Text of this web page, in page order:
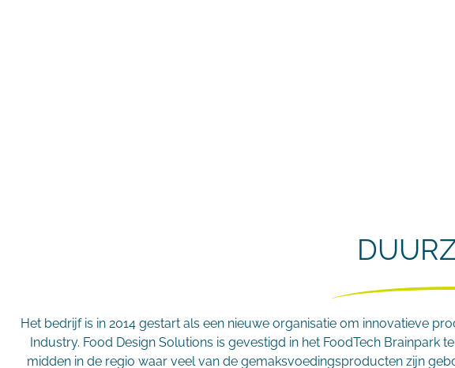
UURZA
Het bedrijf is in 2014 gestart als een nieuwe organisatie om innovatieve
Industry. Food Design Solutions is gevestigd in het FoodTech
midden in de regio waar veel van de gemaksvoedingsproducten zijn